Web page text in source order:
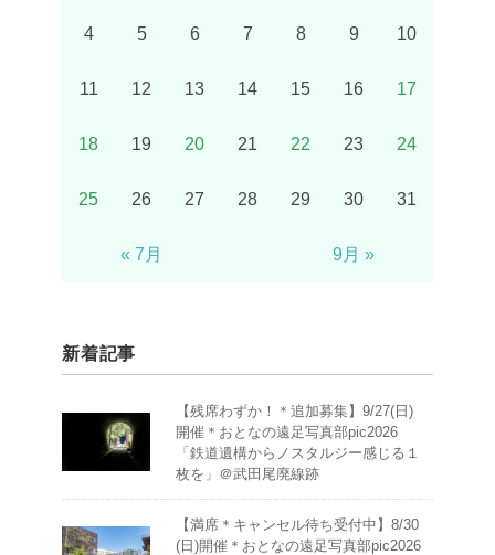
4 5 6 7 8 9 10
11 12 13 14 15 16 17
18 19 20 21 22 23 24
25 26 27 28 29 30 31
« 7月 9月 »
新着記事
【残席わずか！＊追加募集】9/27(日)
開催＊おとなの遠足写真部pic2026
「鉄道遺構からノスタルジー感じる１
枚を」＠武田尾廃線跡
【満席＊キャンセル待ち受付中】8/30
(日)開催＊おとなの遠足写真部pic2026